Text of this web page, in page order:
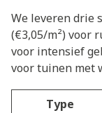
We leveren drie
(€3,05/m²) voor
voor intensief
voor tuinen met
Type